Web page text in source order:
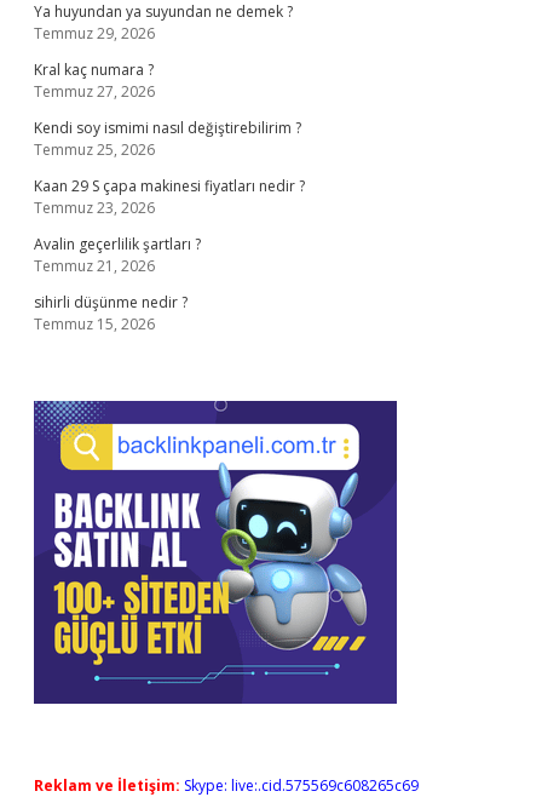
Ya huyundan ya suyundan ne demek ?
Temmuz 29, 2026
Kral kaç numara ?
Temmuz 27, 2026
Kendi soy ismimi nasıl değiştirebilirim ?
Temmuz 25, 2026
Kaan 29 S çapa makinesi fiyatları nedir ?
Temmuz 23, 2026
Avalin geçerlilik şartları ?
Temmuz 21, 2026
sihirli düşünme nedir ?
Temmuz 15, 2026
Reklam ve İletişim: Skype: live:.cid.575569c608265c69